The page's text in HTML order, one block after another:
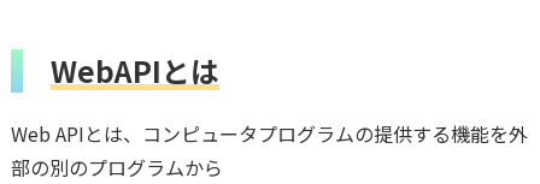
WebAPIとは
Web APIとは、コンピュータプログラムの提供する機能を外
部の別のプログラムから